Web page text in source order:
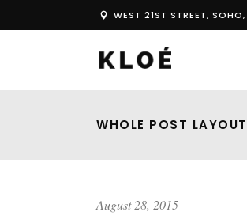
WEST 21ST STREET,
WHOLE POST LAYOUT
August 28, 2015